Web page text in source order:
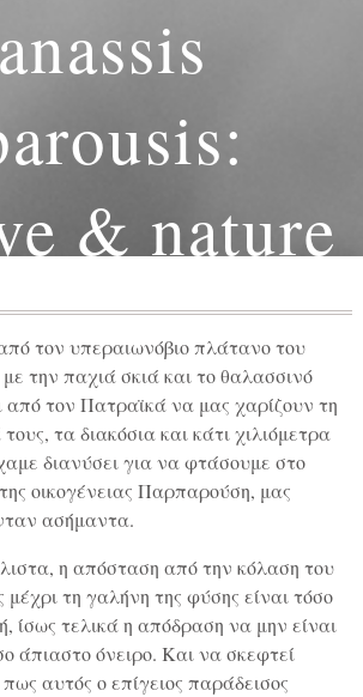
& nature
τον υπεραιωνόβιο πλάτανο του
την παχιά σκιά και το θαλασσινό
από τον Πατραϊκά να μας χαρίζουν τη
τα διακόσια και κάτι χιλιόμετρα
διανύσει για να φτάσουμε στο
οικογένειας Παρπαρούση, μας
ασήμαντα.
η απόσταση από την κόλαση του
μέχρι τη γαλήνη της φύσης είναι τόσο
ίσως τελικά η απόδραση να μην είναι
άπιαστο όνειρο. Και να σκεφτεί
πως αυτός ο επίγειος παράδεισος